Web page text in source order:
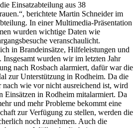
Einsatzabteilung aus 38
berichtete Martin Schneider im
In einer Multimedia-Präsentation
wurden wichtige Daten wie
veranschaulicht.
in Brandeinsätze, Hilfeleistungen und
Insgesamt wurden wir im letzten Jahr
nach Rosbach alarmiert, dafür war die
zur Unterstützung in Rodheim. Da die
nach wie vor nicht ausreichend ist, wird
Einsätzen in Rodheim mitalarmiert. Da
und mehr Probleme bekommt eine
zur Verfügung zu stellen, werden die
noch zunehmen. Auch die